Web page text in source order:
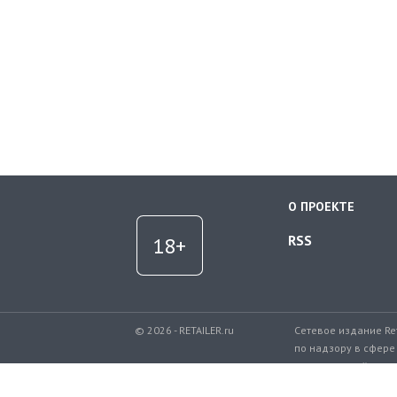
О ПРОЕКТЕ
RSS
© 2026 - RETAILER.ru
Сетевое издание
по надзору в
коммуникаций.